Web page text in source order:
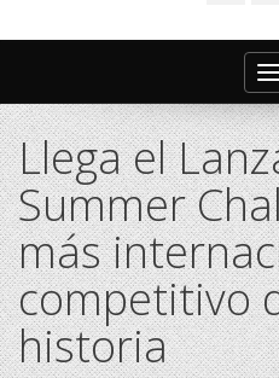
Llega el
Summer
más
competitivo
historia